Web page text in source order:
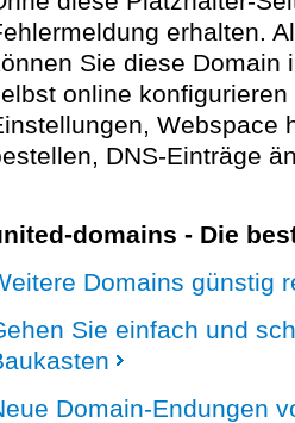
erhalten.
Sie diese Domain
online
Webspace
DNS-Einträge
domains - Die
Domains günstig
Sie einfach und
Domain-Endungen